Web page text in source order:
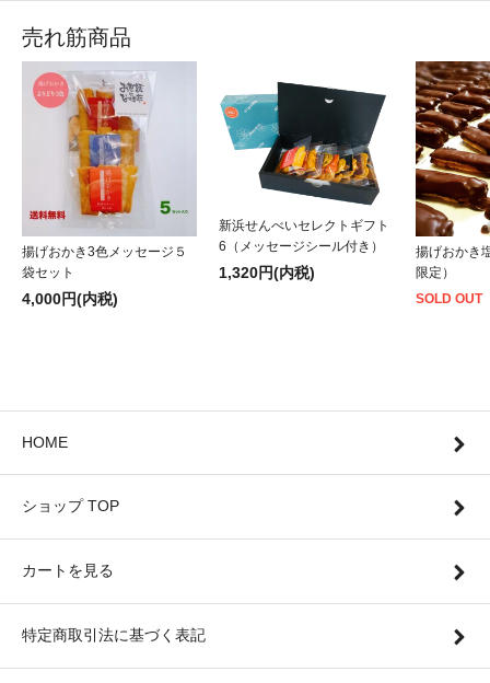
売れ筋商品
揚げおかき3色メッセージ５
袋セット
4,000円(内税)
新浜せんべいセレクトギフト
6（メッセージシール付き）
1,320円(内税)
揚げおかき
限定）
SOLD OUT
HOME
ショップ TOP
カートを見る
特定商取引法に基づく表記